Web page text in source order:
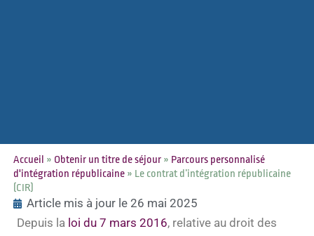
Accueil » Obtenir un titre de séjour» Parcours personnalisé
d'intégration républicaine» Le contrat d’intégration républicaine
(CIR)
Article mis à jour le 26 mai 2025
Depuis la loi du 7 mars 2016, relative au droit des